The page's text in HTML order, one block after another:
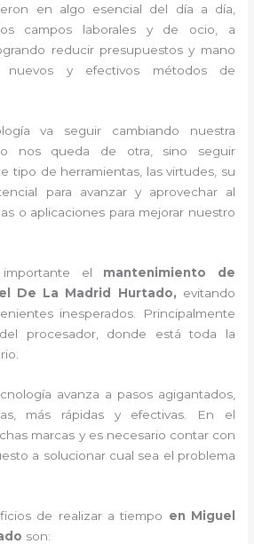
en algo esencial del día a día,
campos laborales y de ocio, a
reducir presupuestos y mano
nuevos y efectivos métodos de
va seguir cambiando nuestra
nos queda de otra, sino seguir
tipo de herramientas, las virtudes, su
para avanzar y aprovechar al
o aplicaciones para mejorar nuestro
el mantenimiento de
De La Madrid Hurtado, evitando
inesperados. Principalmente
procesador, donde está toda la
avanza a pasos agigantados,
más rápidas y efectivas . En el
marcas y es necesario contar con
a solucionar cual sea el problema
de realizar a tiempo en Miguel
son: